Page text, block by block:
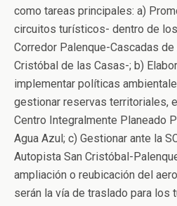
como tareas principales: a)
circuitos turísticos- dentro de
Corredor Palenque-Cascadas de
Cristóbal de las Casas-; b)
implementar políticas
gestionar reservas territoriales,
Centro Integralmente Planeado
Agua Azul; c) Gestionar ante la
Autopista San Cristóbal-
ampliación o reubicación del
serán la vía de traslado para los